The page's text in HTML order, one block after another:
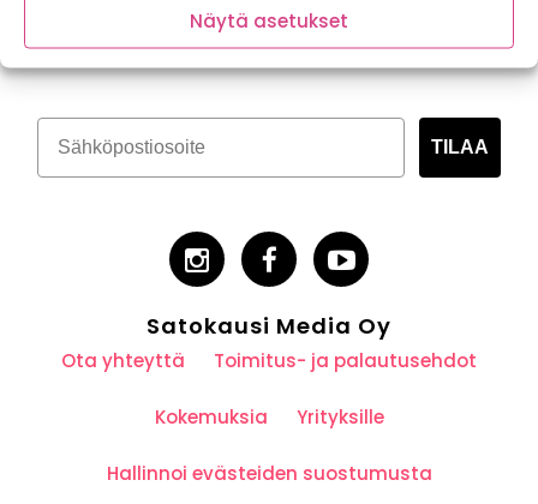
Näytä asetukset
Tilaa kasvispitoinen uutiskirje
TILAA
Satokausi Media Oy
Ota yhteyttä Toimitus- ja palautusehdot
Kokemuksia Yrityksille
Hallinnoi evästeiden suostumusta